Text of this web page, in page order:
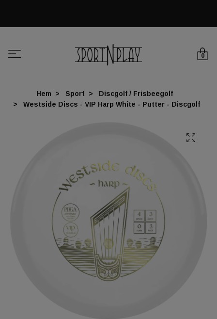
0
Hem Sport
Discgolf / Frisbeegolf
Westside Discs - VIP Harp White - Putter - Discgolf